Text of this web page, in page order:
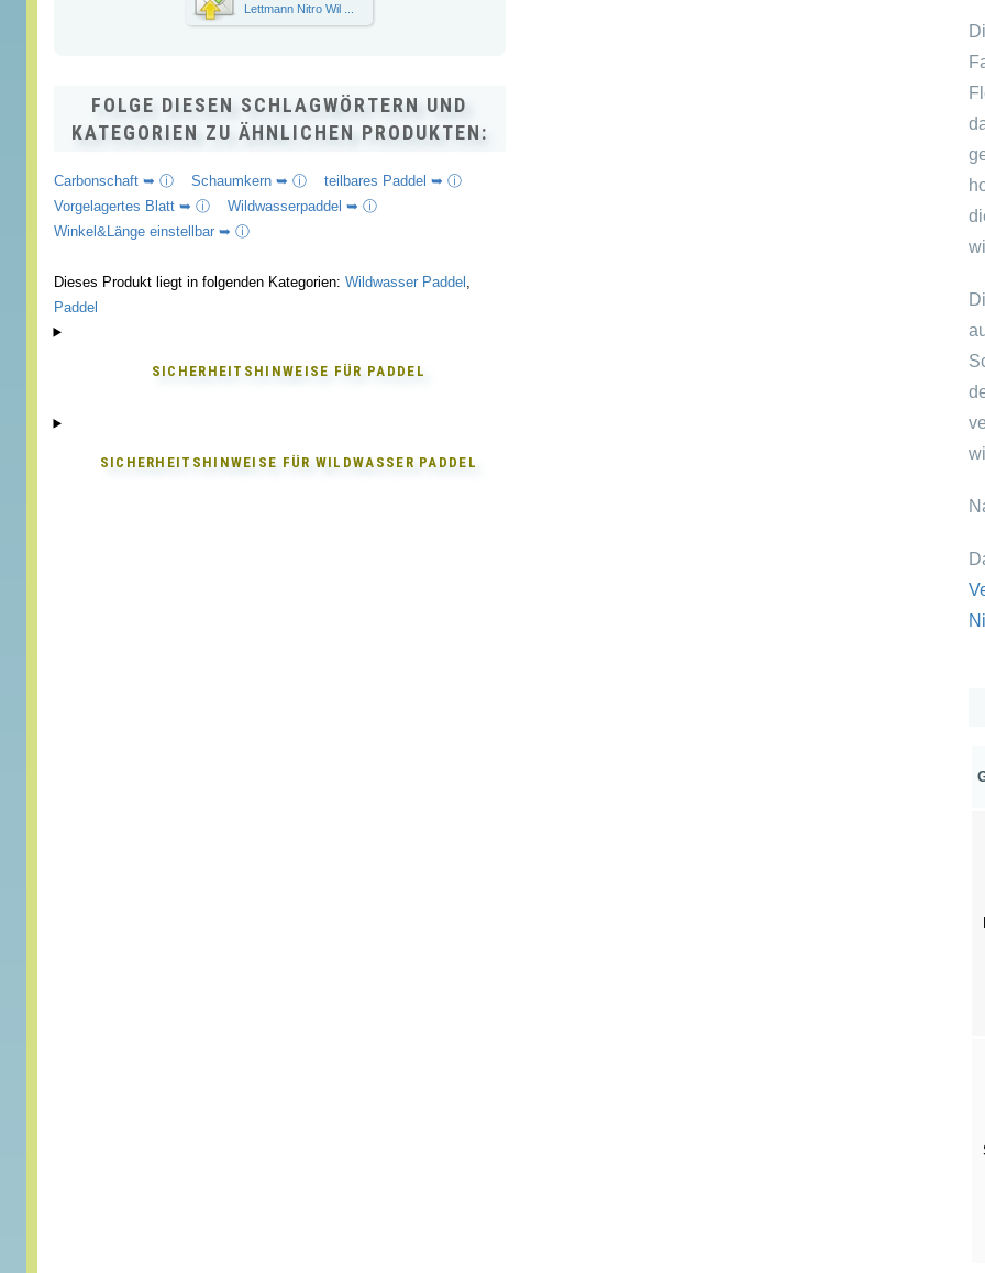
Lettmann Nitro Wil ...
FOLGE DIESEN SCHLAGWÖRTERN UND
KATEGORIEN ZU ÄHNLICHEN PRODUKTEN:
Carbonschaft ➥ ⓘ Schaumkern ➥ ⓘ teilbares Paddel ➥ ⓘ
Vorgelagertes Blatt ➥ ⓘ Wildwasserpaddel ➥ ⓘ
Winkel&Länge einstellbar ➥ ⓘ
Dieses Produkt liegt in folgenden Kategorien: Wildwasser Paddel
Paddel
SICHERHEITSHINWEISE FÜR PADDEL
SICHERHEITSHINWEISE FÜR WILDWASSER PADDEL